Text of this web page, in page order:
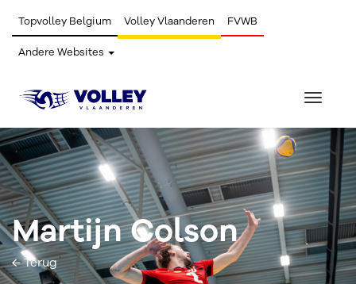
Topvolley Belgium Volley Vlaanderen FVWB
Andere Websites
Toggle
Martijn Colson
← Terug